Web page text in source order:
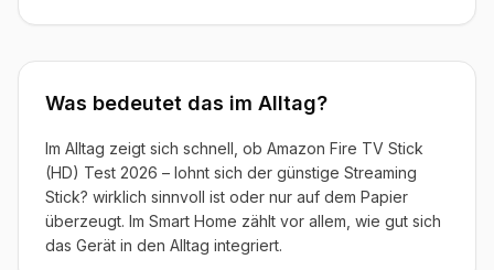
Was bedeutet das im Alltag?
Im Alltag zeigt sich schnell, ob Amazon Fire TV Stick
(HD) Test 2026 – lohnt sich der günstige Streaming
Stick? wirklich sinnvoll ist oder nur auf dem Papier
überzeugt. Im Smart Home zählt vor allem, wie gut sich
das Gerät in den Alltag integriert.